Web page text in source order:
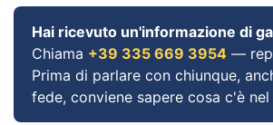
Hai ricevuto un'informazione di
Chiama +39 335 669 3954 —
Prima di parlare con chiunque,
fede, conviene sapere cosa c'è